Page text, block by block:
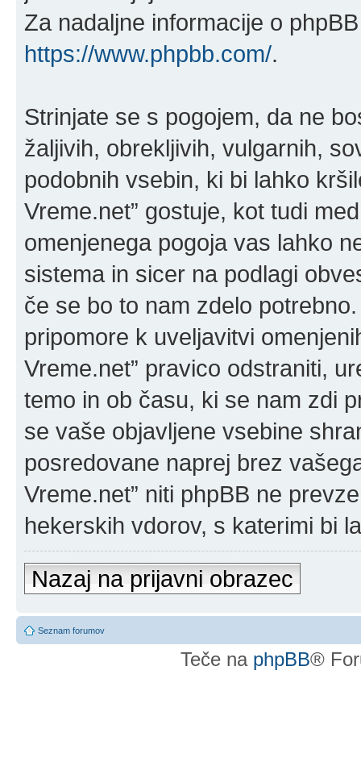
Za nadaljne informacije o
https://www.phpbb.com/.
Strinjate se s pogojem, da ne
žaljivih, obrekljivih, vulgarnih,
podobnih vsebin, ki bi lahko
Vreme.net” gostuje, kot tudi
omenjenega pogoja vas lahko
sistema in sicer na podlagi
če se bo to nam zdelo
pripomore k uveljavitvi
Vreme.net” pravico odstraniti,
temo in ob času, ki se nam zdi
se vaše objavljene vsebine
posredovane naprej brez
Vreme.net” niti phpBB ne
hekerskih vdorov, s katerimi bi
Nazaj na prijavni obrazec
Seznam forumov
Teče na phpBB®